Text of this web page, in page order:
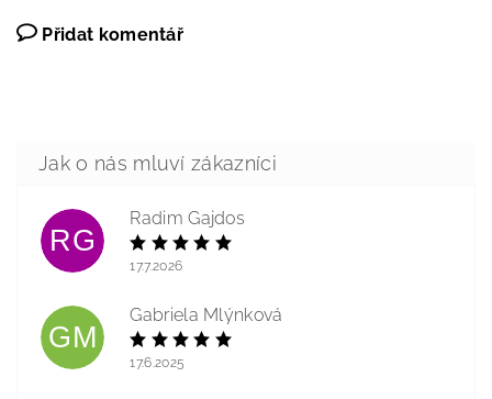
Přidat komentář
RG
Radim Gajdos
17.7.2026
GM
Gabriela Mlýnková
17.6.2025